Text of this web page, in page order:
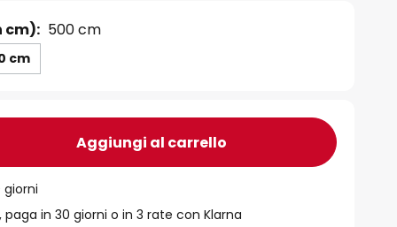
cm): 500 cm
cm
Aggiungi al carrello
giorni
paga in 30 giorni o in 3 rate con Klarna